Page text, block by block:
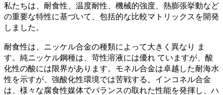
私たちは、耐食性、温度耐性、機械的強度、熱膨張挙動など
の重要な特性に基づいて、包括的な比較マトリックスを開発
しました。
耐食性は、ニッケル合金の種類によって大きく異なり ま
す。純ニッケル鋼種は、苛性溶液には優れ ていますが、酸
化性の酸には限界があります。モネル合金は卓越した耐海水
性を示すが、強酸化性環境では苦戦する。インコネル合金
は、様々な腐食性媒体でバランスの取れた性能を発揮し、ハ